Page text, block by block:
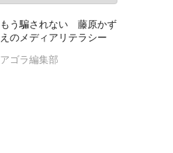
もう騙されない 藤原かず
えのメディアリテラシー
アゴラ編集部